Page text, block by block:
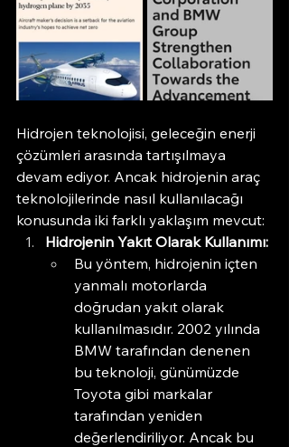
Hidrojen teknolojisi, geleceğin enerji
çözümleri arasında tartışılmaya
devam ediyor. Ancak hidrojenin araç
teknolojilerinde nasıl kullanılacağı
konusunda iki farklı yaklaşım mevcut:
Hidrojenin Yakıt Olarak Kullanımı:
Bu yöntem, hidrojenin içten
yanmalı motorlarda
doğrudan yakıt olarak
kullanılmasıdır. 2002 yılında
BMW tarafından denenen
bu teknoloji, günümüzde
Toyota gibi markalar
tarafından yeniden
değerlendiriliyor. Ancak bu